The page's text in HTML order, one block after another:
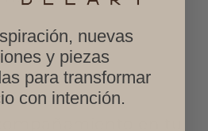
nuevas
y piezas
para transformar
con intención.